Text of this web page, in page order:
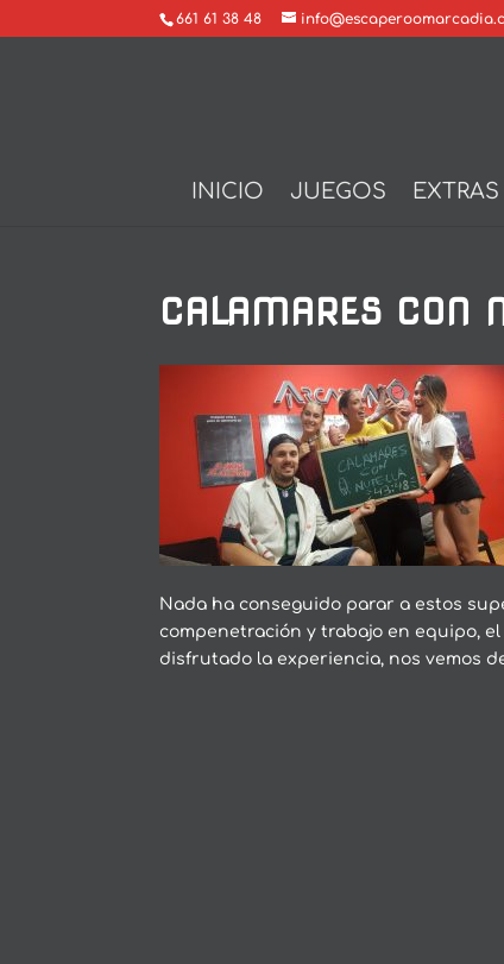
661 61 38 48
INICIO JUEGOS EXTRAS
CALAMARES CON
Nada ha conseguido parar a estos
compenetración y trabajo en equipo,
disfrutado la experiencia, nos vemos